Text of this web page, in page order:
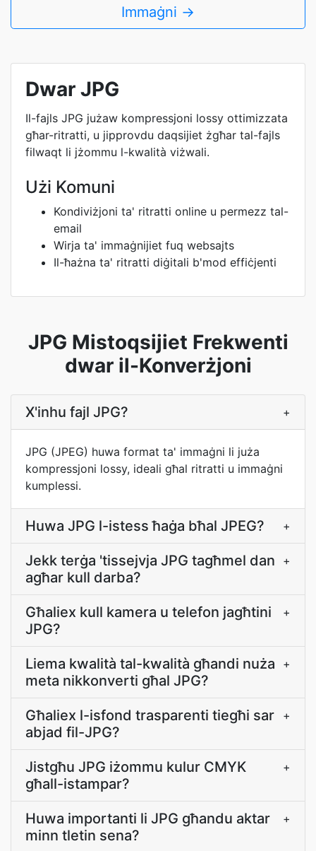
Immaġni →
Dwar JPG
Il-fajls JPG jużaw kompressjoni lossy ottimizzata
għar-ritratti, u jipprovdu daqsijiet żgħar tal-fajls
filwaqt li jżommu l-kwalità viżwali.
Użi Komuni
Kondiviżjoni ta' ritratti online u permezz tal-
email
Wirja ta' immaġnijiet fuq websajts
Il-ħażna ta' ritratti diġitali b'mod effiċjenti
JPG Mistoqsijiet Frekwenti
dwar il-Konverżjoni
X'inhu fajl JPG? +
JPG (JPEG) huwa format ta' immaġni li juża
kompressjoni lossy, ideali għal ritratti u immaġni
kumplessi.
Huwa JPG l-istess ħaġa bħal JPEG? +
Jekk terġa 'tissejvja JPG tagħmel dan
agħar kull darba?
+
Għaliex kull kamera u telefon jagħtini
JPG?
+
Liema kwalità tal-kwalità għandi nuża
meta nikkonverti għal JPG?
+
Għaliex l-isfond trasparenti tiegħi sar
abjad fil-JPG?
+
Jistgħu JPG iżommu kulur CMYK
għall-istampar?
+
Huwa importanti li JPG għandu aktar
minn tletin sena?
+